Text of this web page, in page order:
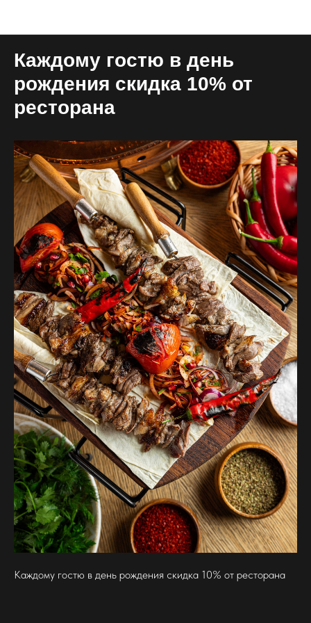
Каждому гостю в день
рождения скидка 10% от
ресторана
Каждому гостю в день рождения скидка 10% от ресторана